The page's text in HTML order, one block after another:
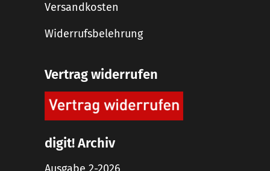
Versandkosten
Widerrufsbelehrung
Vertrag widerrufen
digit! Archiv